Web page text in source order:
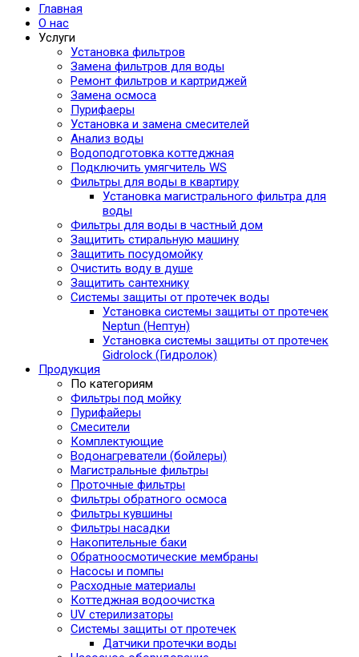
Главная
О нас
Услуги
Установка фильтров
Замена фильтров для воды
Ремонт фильтров и картриджей
Замена осмоса
Пурифаеры
Установка и замена смесителей
Анализ воды
Водоподготовка коттеджная
Подключить умягчитель WS
Фильтры для воды в квартиру
Установка магистрального фильтра для
воды
Фильтры для воды в частный дом
Защитить стиральную машину
Защитить посудомойку
Очистить воду в душе
Защитить сантехнику
Системы защиты от протечек воды
Установка системы защиты от протечек
Neptun (Нептун)
Установка системы защиты от протечек
Gidrolock (Гидролок)
Продукция
По категориям
Фильтры под мойку
Пурифайеры
Смесители
Комплектующие
Водонагреватели (бойлеры)
Магистральные фильтры
Проточные фильтры
Фильтры обратного осмоса
Фильтры кувшины
Фильтры насадки
Накопительные баки
Обратноосмотические мембраны
Насосы и помпы
Расходные материалы
Коттеджная водоочистка
UV стерилизаторы
Системы защиты от протечек
Датчики протечки воды